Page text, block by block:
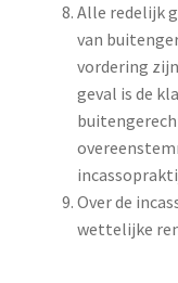
Alle redelijk
van
vordering
geval is de
Over de
wettelijke